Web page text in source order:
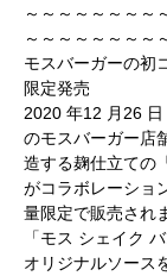
～～～～～～～～
～～～～～～～～
モスバーガーの初
限定発売
2020 年12 月26
のモスバーガー店
造する麹仕立ての
がコラボレーショ
量限定で販売され
「モス シェイク
オリジナルソース